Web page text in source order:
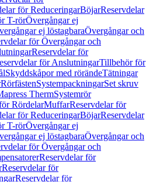
för ReduceringarBöjarReservdelar
T-rörÖvergångar ej
ej löstagbaraÖvergångar och
för Övergångar och
Reservdelar för
för AnslutningarTillbehör för
Skyddskåpor med rörändeTätningar
RörfästenSystempackningarSet skruv
ThermSystemrör
RördelarMuffarReservdelar för
för ReduceringarBöjarReservdelar
T-rörÖvergångar ej
ej löstagbaraÖvergångar och
för Övergångar och
Reservdelar för
Reservdelar för
Reservdelar för